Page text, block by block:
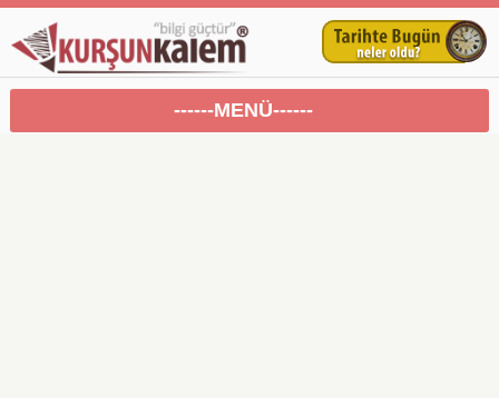
------MENÜ------